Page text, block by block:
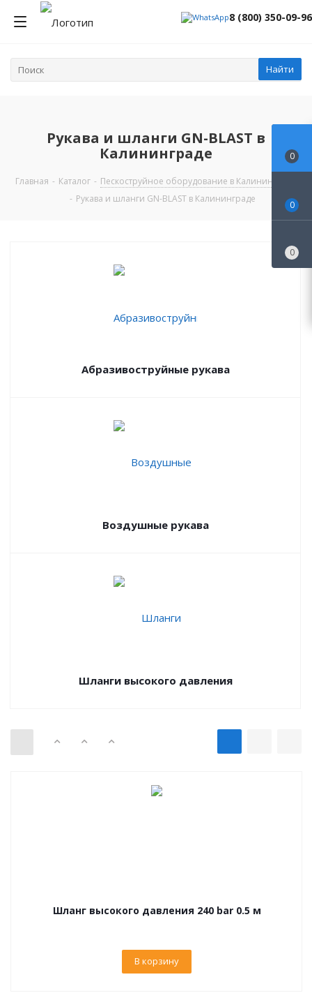
8 (800) 350-09-96
Найти
Рукава и шланги GN-BLAST в
Калининграде
Главная - Каталог - Пескоструйное оборудование в Калининграде
- Рукава и шланги GN-BLAST в Калининграде
Абразивоструйные рукава
Воздушные рукава
Шланги высокого давления
Шланг высокого давления 240 bar 0.5 м
В корзину
0
0
0